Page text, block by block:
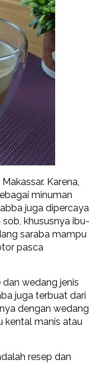
Karena,
minuman
juga dipercaya
khususnya ibu-
saraba mampu
pasca
wedang jenis
juga terbuat dari
dengan wedang
kental manis atau
resep dan